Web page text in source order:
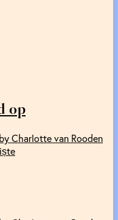
op
Charlotte van Rooden